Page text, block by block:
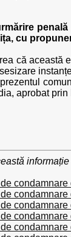
cu
că această
aprobat
informație